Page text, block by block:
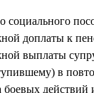
социального
доплаты к
выплаты
в
боевых